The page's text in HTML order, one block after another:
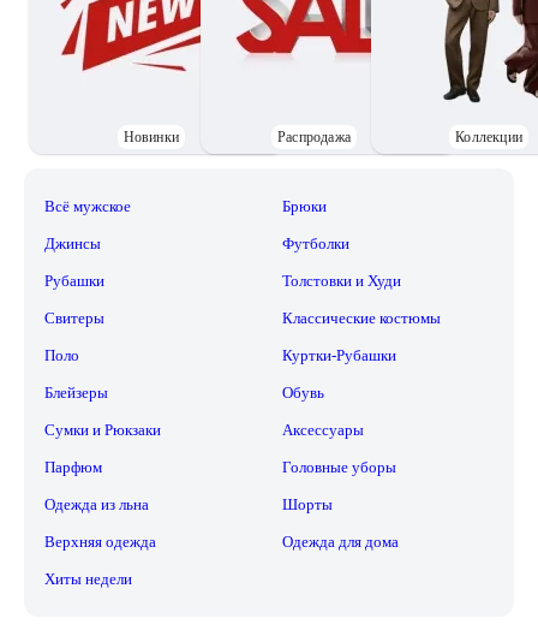
Новинки Распродажа Коллекции
Всё мужское Брюки
Джинсы Футболки
Рубашки Толстовки и Худи
Свитеры Классические костюмы
Поло Куртки-Рубашки
Блейзеры Обувь
Сумки и Рюкзаки Аксессуары
Парфюм Головные уборы
Одежда из льна Шорты
Верхняя одежда Одежда для дома
Хиты недели